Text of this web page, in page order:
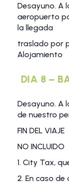
Desayuno. A
aeropuerto
la llegada
traslado por
Alojamiento
DIA 8 –
Desayuno. A
de nuestro
FIN DEL VIAJE
NO INCLUIDO
1. City Tax,
2. En caso